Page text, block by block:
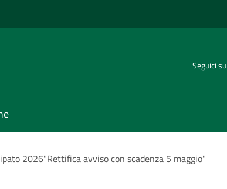
Seguici su
2026"Rettifica avviso con scadenza 5 maggio"